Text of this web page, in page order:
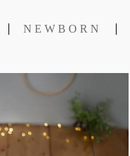
NEWBORN